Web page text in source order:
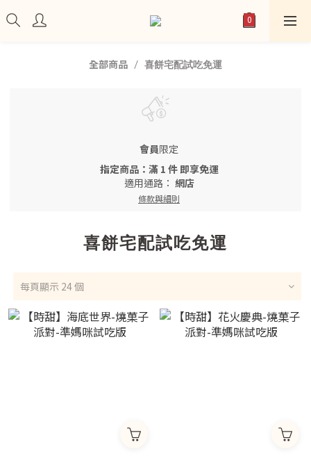
全部商品 喜餅宅配試吃免運
會員限定
指定商品：滿 1 件 即享免運
適用通路： 網店
條款與細則
喜餅宅配試吃免運
每頁顯示 24 個